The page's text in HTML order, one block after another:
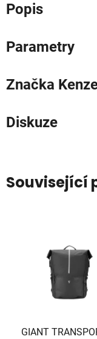
Popis
Parametry
Značka
Diskuze
Související
GIANT